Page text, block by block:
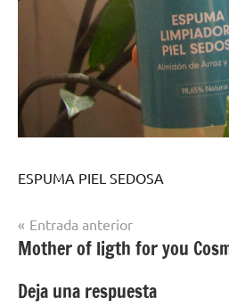
ESPUMA PIEL SEDOSA
Navegación
de
entradas
Entrada anterior
Mother of ligth for you
Deja una respuesta